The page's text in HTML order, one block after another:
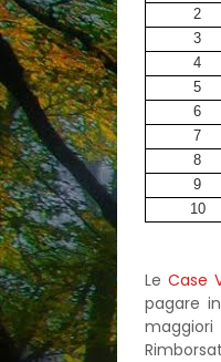
2
3
4
5
6
7
8
9
10
Le Case
pagare